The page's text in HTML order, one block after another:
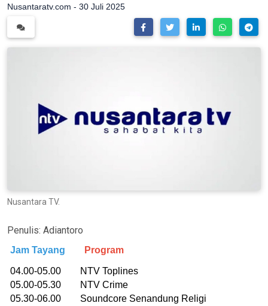
Nusantaratv.com - 30 Juli 2025
Nusantara TV.
Penulis: Adiantoro
Jam Tayang Program
04.00-05.00 NTV Toplines
05.00-05.30 NTV Crime
05.30-06.00 Soundcore Senandung Religi